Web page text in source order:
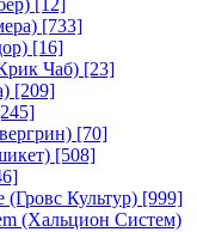
[12]
[733]
[16]
Чаб) [23]
[209]
[70]
[508]
Культур) [999]
(Хальцион Систем)